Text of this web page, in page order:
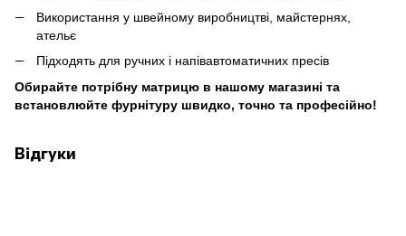
Використання у швейному виробництві, майстернях,
ательє
Підходять для ручних і напівавтоматичних пресів
Обирайте потрібну матрицю в нашому магазині та
встановлюйте фурнітуру швидко, точно та професійно!
Відгуки